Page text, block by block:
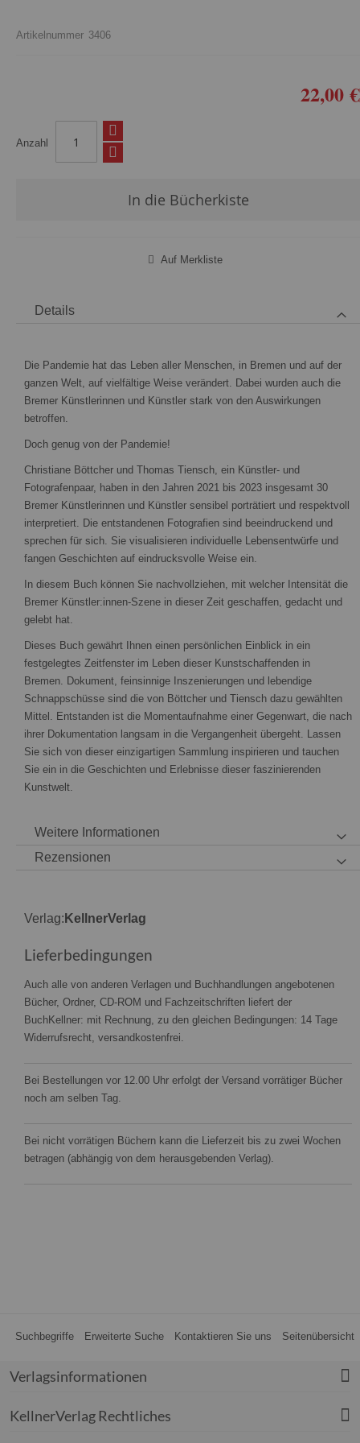
Artikelnummer 3406
22,00 €
Anzahl
In die Bücherkiste
Auf Merkliste
Details
Die Pandemie hat das Leben aller Menschen, in Bremen und auf der
ganzen Welt, auf vielfältige Weise verändert. Dabei wurden auch die
Bremer Künstlerinnen und Künstler stark von den Auswirkungen
betroffen.
Doch genug von der Pandemie!
Christiane Böttcher und Thomas Tiensch, ein Künstler- und
Fotografenpaar, haben in den Jahren 2021 bis 2023 insgesamt 30
Bremer Künstlerinnen und Künstler sensibel porträtiert und respektvoll
interpretiert. Die entstandenen Fotografien sind beeindruckend und
sprechen für sich. Sie visualisieren individuelle Lebensentwürfe und
fangen Geschichten auf eindrucksvolle Weise ein.
In diesem Buch können Sie nachvollziehen, mit welcher Intensität die
Bremer Künstler:innen-Szene in dieser Zeit geschaffen, gedacht und
gelebt hat.
Dieses Buch gewährt Ihnen einen persönlichen Einblick in ein
festgelegtes Zeitfenster im Leben dieser Kunstschaffenden in
Bremen. Dokument, feinsinnige Inszenierungen und lebendige
Schnappschüsse sind die von Böttcher und Tiensch dazu gewählten
Mittel. Entstanden ist die Momentaufnahme einer Gegenwart, die nach
ihrer Dokumentation langsam in die Vergangenheit übergeht. Lassen
Sie sich von dieser einzigartigen Sammlung inspirieren und tauchen
Sie ein in die Geschichten und Erlebnisse dieser faszinierenden
Kunstwelt.
Weitere Informationen
Rezensionen
Verlag:KellnerVerlag
Lieferbedingungen
Auch alle von anderen Verlagen und Buchhandlungen angebotenen
Bücher, Ordner, CD-ROM und Fachzeitschriften liefert der
BuchKellner: mit Rechnung, zu den gleichen Bedingungen: 14 Tage
Widerrufsrecht, versandkostenfrei.
Bei Bestellungen vor 12.00 Uhr erfolgt der Versand vorrätiger Bücher
noch am selben Tag.
Bei nicht vorrätigen Büchern kann die Lieferzeit bis zu zwei Wochen
betragen (abhängig von dem herausgebenden Verlag).
Suchbegriffe Erweiterte Suche Kontaktieren Sie uns Seitenübersicht
Verlagsinformationen
KellnerVerlag Rechtliches